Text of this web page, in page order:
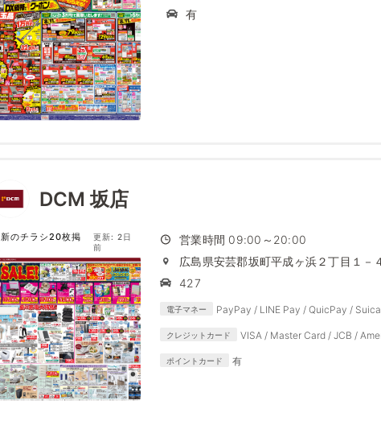
有
DCM 坂店
のチラシ20枚掲
更新: 2日
前
営業時間 09:00～20:00
広島県安芸郡坂町平成ヶ浜２丁目１－
427
電子マネー
PayPay / LINE Pay / QuicPay / Suica
クレジットカード
VISA / Master Card / JCB /
ポイントカード 有